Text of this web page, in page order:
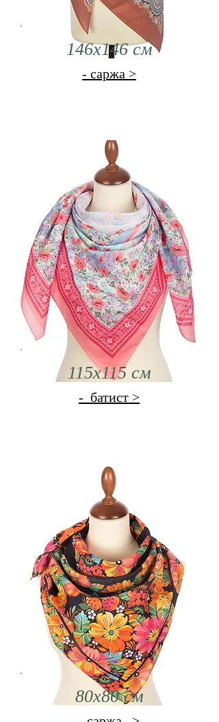
146х146 см
- саржа >
115x115 см
- батист >
80x80 см